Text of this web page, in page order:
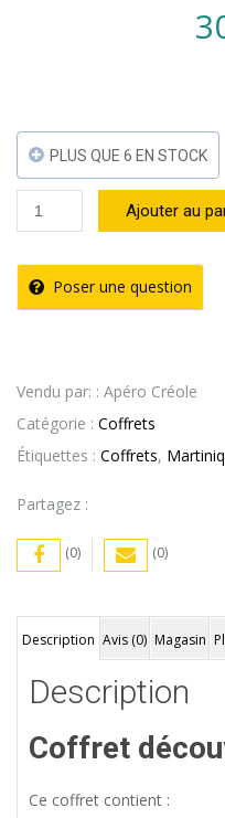
PLUS QUE 6 EN STOCK
quantité
de
Coffret
découverte
Ajouter au
Poser une question
Vendu par: : Apéro Créole
Catégorie : Coffrets
Étiquettes : Coffrets,
Partagez :
(0) (0)
Description Avis (0) Magasin
Description
Coffret
Ce coffret contient :